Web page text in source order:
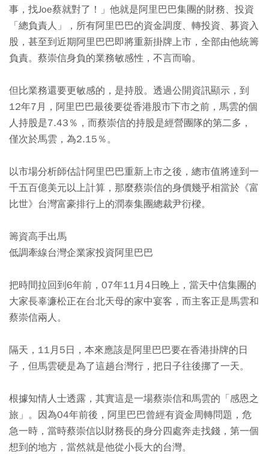
事，找Joe蔡就對了！」他就是阿里巴巴集團的財務、投資
「總負責人」，所有阿里巴巴的資金調度、轉投資、募資入
股，甚至到近期阿里巴巴即將重新掛牌上市，全部由他統籌
負責。蔡崇信身負的業務敏感性，不言而喻。
但比業務還要更敏感的，是持股。透過公開資訊顯示，到
12年7月，阿里巴巴最後要從香港股市下市之前，馬雲的個
人持股是7.43％，而蔡崇信的持股是經營團隊的第二多，
僅次於馬雲，為2.15％。
以市場分析師估計阿里巴巴重新上市之後，總市值將達到一
千五百億美元以上計算，那麼蔡崇信的身價幾乎相當於《富
比世》台灣富豪排行上的潤泰集團總裁尹衍樑。
籌資高手出馬
低調牽線台灣企業家投資阿里巴巴
把時間拉回到6年前，07年11月4日晚上，當天中信集團的
大家長辜濂松正在台北天母的家中宴客，而主客正是馬雲和
蔡崇信兩人。
隔天，11月5日，本來應該是阿里巴巴要在香港掛牌的日
子，但馬雲硬是為了這趟台灣行，把日子往後挪了一天。
根據知情人士透露，其實這是一場蔡崇信和馬雲的「感恩之
旅」。因為04年前後，阿里巴巴曾經有資金周轉問題，危
急一時，當時蔡崇信以財務長的身分四處奔走找錢，第一個
想到的地方，當然就是他從小長大的台灣。